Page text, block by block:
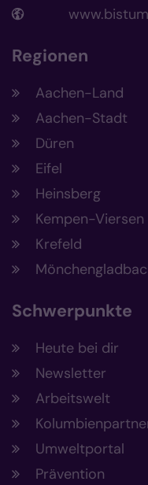
Regionen
Aachen-Land
Aachen-Stadt
Düren
Eifel
Heinsberg
Kempen-Viersen
Krefeld
Schwerpunkte
Heute bei dir
Newsletter
Arbeitswelt
Umweltportal
Prävention